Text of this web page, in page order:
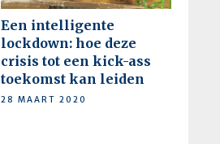
Een intelligente
lockdown: hoe deze
crisis tot een kick-ass
toekomst kan leiden
28 MAART 2020